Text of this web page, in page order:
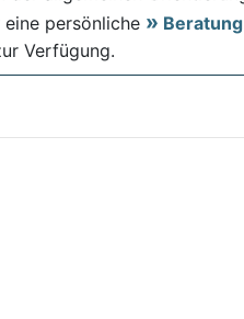
eine persönliche
Beratung
Verfügung.